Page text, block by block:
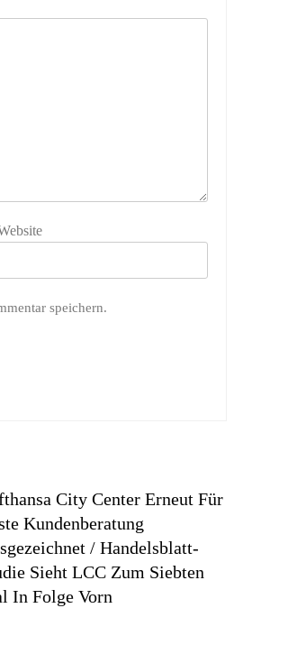
speichern.
City Center Erneut Für
Kundenberatung
/ Handelsblatt-
Sieht LCC Zum Siebten
In Folge Vorn